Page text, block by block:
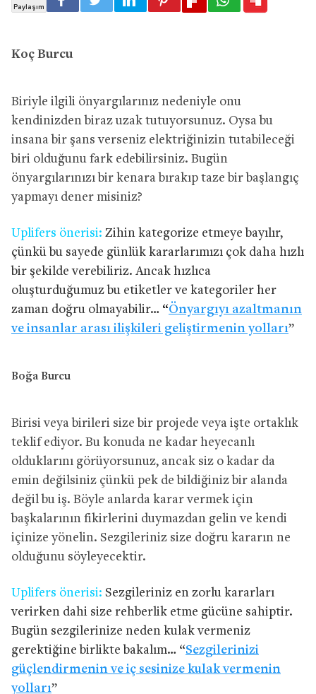
Koç Burcu
Biriyle ilgili önyargılarınız nedeniyle onu
kendinizden biraz uzak tutuyorsunuz. Oysa bu
insana bir şans verseniz elektriğinizin tutabileceği
biri olduğunu fark edebilirsiniz. Bugün
önyargılarınızı bir kenara bırakıp taze bir başlangıç
yapmayı dener misiniz?
Uplifers önerisi: Zihin kategorize etmeye bayılır,
çünkü bu sayede günlük kararlarımızı çok daha hızlı
bir şekilde verebiliriz. Ancak hızlıca
oluşturduğumuz bu etiketler ve kategoriler her
zaman doğru olmayabilir… “Önyargıyı azaltmanın
ve insanlar arası ilişkileri geliştirmenin yolları”
Boğa Burcu
Birisi veya birileri size bir projede veya işte ortaklık
teklif ediyor. Bu konuda ne kadar heyecanlı
olduklarını görüyorsunuz, ancak siz o kadar da
emin değilsiniz çünkü pek de bildiğiniz bir alanda
değil bu iş. Böyle anlarda karar vermek için
başkalarının fikirlerini duymazdan gelin ve kendi
içinize yönelin. Sezgileriniz size doğru kararın ne
olduğunu söyleyecektir.
Uplifers önerisi: Sezgileriniz en zorlu kararları
verirken dahi size rehberlik etme gücüne sahiptir.
Bugün sezgilerinize neden kulak vermeniz
gerektiğine birlikte bakalım… “Sezgilerinizi
güçlendirmenin ve iç sesinize kulak vermenin
yolları”